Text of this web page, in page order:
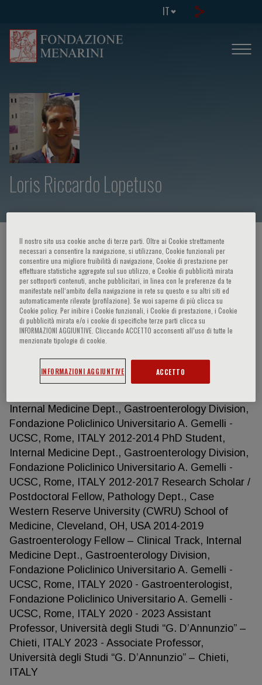
IT
Loris Riccardo Lopetuso
HOME PAGE / CORSI ED EVENTI / RELATORE
Loris Riccardo Lopetuso
Positions 2006-2007 Research Fellow, Microbiology
Fellow, Pathology Dept., Gemelli University
Internal Medicine Dept., Gastroenterology Division,
Fondazione Policlinico Universitario A. Gemelli -
UCSC, Rome, ITALY 2012-2014 PhD Student,
Internal Medicine Dept., Gastroenterology Division,
Fondazione Policlinico Universitario A. Gemelli -
UCSC, Rome, ITALY 2012-2017 Research Scholar /
Postdoctoral Fellow, Pathology Dept., Case
Western Reserve University (CWRU) School of
Medicine, Cleveland, OH, USA 2014-2019
Gastroenterology Fellow – Clinical Track, Internal
Medicine Dept., Gastroenterology Division,
Fondazione Policlinico Universitario A. Gemelli -
UCSC, Rome, ITALY 2020 - Gastroenterologist,
Fondazione Policlinico Universitario A. Gemelli -
UCSC, Rome, ITALY 2020 - 2023 Assistant
Professor, Università degli Studi “G. D’Annunzio” –
Chieti, ITALY 2023 - Associate Professor,
Università degli Studi “G. D’Annunzio” – Chieti,
ITALY
Il nostro sito usa cookie anche di terze parti. Oltre ai Cookie strettamente
necessari a consentire la navigazione, si utilizzano, Cookie funzionali per
consentire una migliore fruibilità di navigazione, Cookie di prestazione per
effettuare statistiche aggregate sul suo utilizzo, e Cookie di pubblicità mirata
per sottoporti contenuti, anche pubblicitari, in linea con le preferenze da te
manifestate nell‘ambito della navigazione in rete su questo e su altri siti ed
automaticamente rilevate (profilazione). Se vuoi saperne di più clicca su
Cookie policy. Per inibire i Cookie funzionali, i Cookie di prestazione, i Cookie
di pubblicità mirata e/o i cookie di specifiche terze parti clicca su
INFORMAZIONI AGGIUNTIVE. Cliccando ACCETTO acconsenti all’uso di tutte le
menzionate tipologie di cookie.
INFORMAZIONI AGGIUNTIVE ACCETTO